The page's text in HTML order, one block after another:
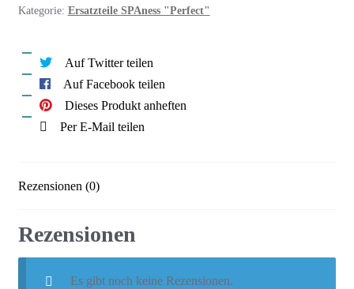
"Perfect"
Kategorie: Ersatzteile SPAness "Perfect"
Auf Twitter teilen
Auf Facebook teilen
Dieses Produkt anheften
Per E-Mail teilen
Rezensionen (0)
Rezensionen
Es gibt noch keine Rezensionen.